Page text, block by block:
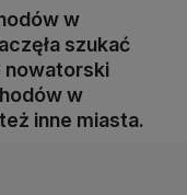
w
szukać
nowatorski
w
inne miasta.